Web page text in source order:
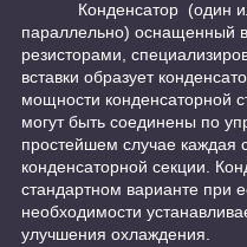
Конденсатор (один или
параллельно) оснащенный
резисторами,
вставки образует
мощности конденсаторной
могут быть соединены по
простейшем случае каждая
конденсаторной секции.
стандартном варианте при
необходимости
улучшения охлаждения.